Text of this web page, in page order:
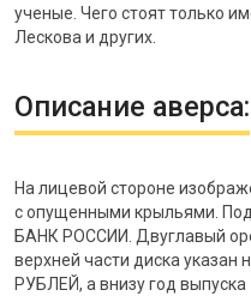
ученые. Чего стоят только
Лескова и других.
Описание аверса:
На лицевой стороне
с опущенными крыльями.
БАНК РОССИИ. Двуглавый
верхней части диска
РУБЛЕЙ, а внизу год выпуска